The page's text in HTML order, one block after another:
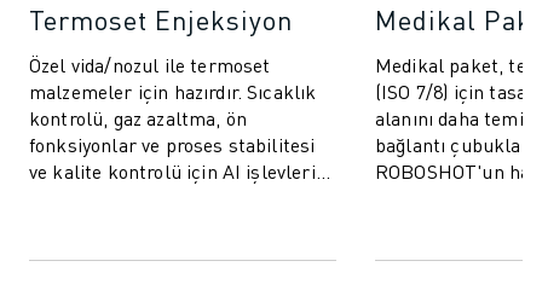
Termoset Enjeksiyon
Özel vida/nozul ile termoset
malzemeler için hazırdır. Sıcaklık
kontrolü, gaz azaltma, ön
fonksiyonlar ve proses stabilitesi
ve kalite kontrolü için AI işlevleri
Medikal
Medikal paket,
(ISO 7/8) için
alanını daha temiz
bağlantı çubukları
ROBOSHOT'un